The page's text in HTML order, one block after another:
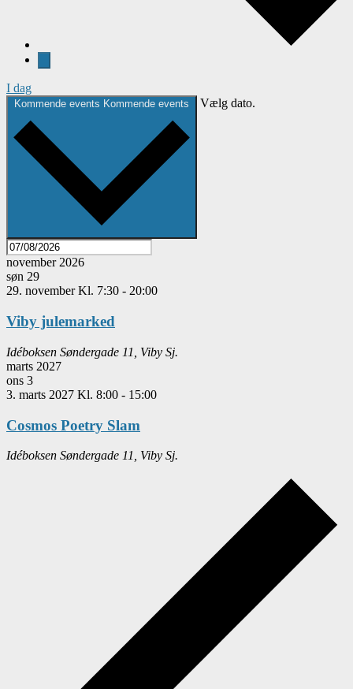
I dag
Kommende events Kommende events Vælg dato.
november 2026
søn 29
29. november Kl. 7:30 - 20:00
Viby julemarked
Idéboksen Søndergade 11, Viby Sj.
marts 2027
ons 3
3. marts 2027 Kl. 8:00 - 15:00
Cosmos Poetry Slam
Idéboksen Søndergade 11, Viby Sj.